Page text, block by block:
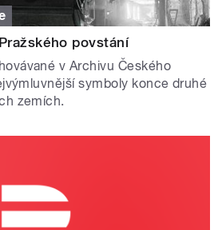
povstání
v Archivu Českého
symboly konce druhé
zemích.